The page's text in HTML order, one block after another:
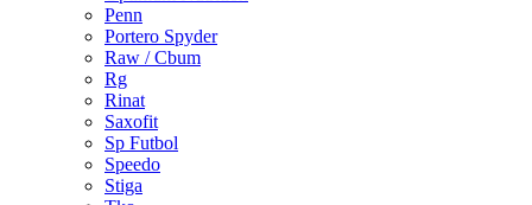
Penn
Portero Spyder
Raw / Cbum
Rg
Rinat
Saxofit
Sp Futbol
Speedo
Stiga